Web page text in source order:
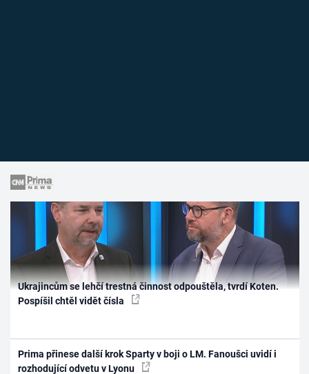
Ukrajincům se lehčí trestná činnost odpouštěla, tvrdí Koten.
Pospíšil chtěl vidět čísla
Prima přinese další krok Sparty v boji o LM. Fanoušci uvidí i
rozhodující odvetu v Lyonu